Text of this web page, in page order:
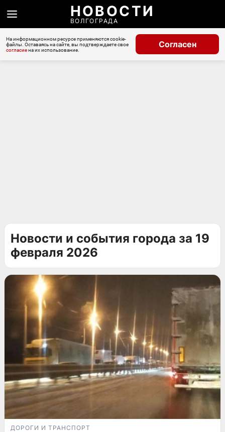
НОВОСТИ
ВОЛГОГРАДА
На информационном ресурсе применяются cookie-
файлы. Оставаясь на сайте, вы подтверждаете свое
согласиена их использование.
Согласен
Новости и события города за 19
февраля 2026
ДОРОГИ И ТРАНСПОРТ